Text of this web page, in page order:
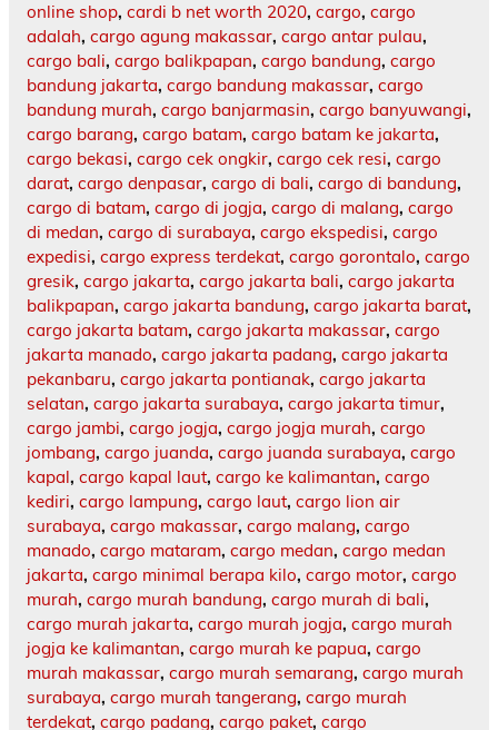
online shop, cardi b net worth 2020, cargo, cargo
adalah, cargo agung makassar, cargo antar pulau,
cargo bali, cargo balikpapan, cargo bandung, cargo
bandung jakarta, cargo bandung makassar, cargo
bandung murah, cargo banjarmasin, cargo banyuwangi,
cargo barang, cargo batam, cargo batam ke jakarta,
cargo bekasi, cargo cek ongkir, cargo cek resi, cargo
darat, cargo denpasar, cargo di bali, cargo di bandung,
cargo di batam, cargo di jogja, cargo di malang, cargo
di medan, cargo di surabaya, cargo ekspedisi, cargo
expedisi, cargo express terdekat, cargo gorontalo, cargo
gresik, cargo jakarta, cargo jakarta bali, cargo jakarta
balikpapan, cargo jakarta bandung, cargo jakarta barat,
cargo jakarta batam, cargo jakarta makassar, cargo
jakarta manado, cargo jakarta padang, cargo jakarta
pekanbaru, cargo jakarta pontianak, cargo jakarta
selatan, cargo jakarta surabaya, cargo jakarta timur,
cargo jambi, cargo jogja, cargo jogja murah, cargo
jombang, cargo juanda, cargo juanda surabaya, cargo
kapal, cargo kapal laut, cargo ke kalimantan, cargo
kediri, cargo lampung, cargo laut, cargo lion air
surabaya, cargo makassar, cargo malang, cargo
manado, cargo mataram, cargo medan, cargo medan
jakarta, cargo minimal berapa kilo, cargo motor, cargo
murah, cargo murah bandung, cargo murah di bali,
cargo murah jakarta, cargo murah jogja, cargo murah
jogja ke kalimantan, cargo murah ke papua, cargo
murah makassar, cargo murah semarang, cargo murah
surabaya, cargo murah tangerang, cargo murah
terdekat, cargo padang, cargo paket, cargo